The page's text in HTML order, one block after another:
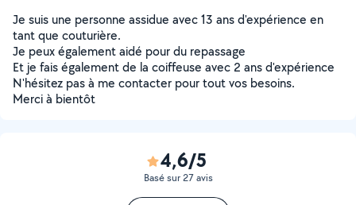
Je suis une personne assidue avec 13 ans d'expérience en
tant que couturière.
Je peux également aidé pour du repassage
Et je fais également de la coiffeuse avec 2 ans d'expérience
N'hésitez pas à me contacter pour tout vos besoins.
Merci à bientôt
4,6/5
Basé sur 27 avis